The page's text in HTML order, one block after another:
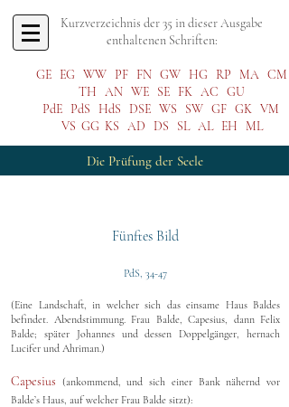
Kurzverzeichnis der 35 in dieser Ausgabe
enthaltenen Schriften:
GE EG WW PF FN GW HG RP MA CM
TH AN WE SE FK AC GU
PdE
PdS HdS DSE WS SW GF GK VM
VS GG KS AD DS SL AL EH ML
Die Prüfung der Seele
Fünftes Bild
PdS, 34-47
(Eine Landschaft, in welcher sich das einsame Haus Baldes
befindet. Abendstimmung. Frau Balde, Capesius, dann Felix
Balde; später Johannes und dessen Doppelgänger, hernach
Lucifer und Ahriman.)
Capesius (ankommend, und sich einer Bank nähernd vor
Balde’s Haus, auf welcher Frau Balde sitzt):